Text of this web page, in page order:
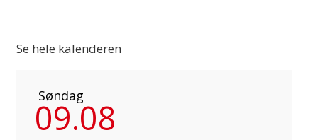
Se hele kalenderen
Søndag
09.08